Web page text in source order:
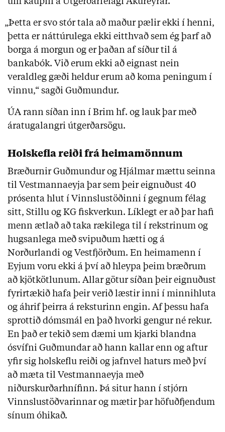
„Þetta er svo stór tala að maður pælir ekki í henni,
þetta er náttúrulega ekki eitthvað sem ég þarf að
borga á morgun og er þaðan af síður til á
bankabók. Við erum ekki að eignast nein
veraldleg gæði heldur erum að koma peningum í
vinnu,“ sagði Guðmundur.
ÚA rann síðan inn í Brim hf. og lauk þar með
áratugalangri útgerðarsögu.
Holskefla reiði frá heimamönnum
Bræðurnir Guðmundur og Hjálmar mættu seinna
til Vestmannaeyja þar sem þeir eignuðust 40
prósenta hlut í Vinnslustöðinni í gegnum félag
sitt, Stillu og KG fiskverkun. Líklegt er að þar hafi
menn ætlað að taka rækilega til í rekstrinum og
hugsanlega með svipuðum hætti og á
Norðurlandi og Vestfjörðum. En heimamenn í
Eyjum voru ekki á því að hleypa þeim bræðrum
að kjötkötlunum. Allar götur síðan þeir eignuðust
fyrirtækið hafa þeir verið læstir inni í minnihluta
og áhrif þeirra á reksturinn engin. Af þessu hafa
sprottið dómsmál en það hvorki gengur né rekur.
En það er tekið sem dæmi um kjarki blandna
ósvífni Guðmundar að hann kallar enn og aftur
yfir sig holskeflu reiði og jafnvel haturs með því
að mæta til Vestmannaeyja með
niðurskurðarhnífinn. Þá situr hann í stjórn
Vinnslustöðvarinnar og mætir þar höfuðfjendum
sínum óhikað.